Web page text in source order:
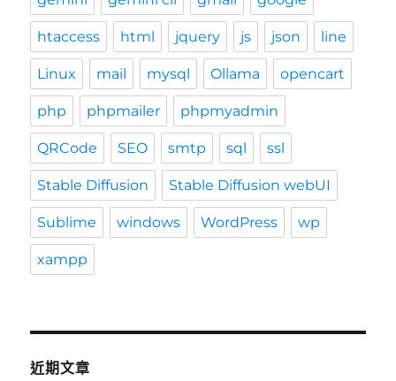
htaccess html jquery js json line
Linux mail mysql Ollama opencart
php phpmailer phpmyadmin
QRCode SEO smtp sql ssl
Stable Diffusion Stable Diffusion webUI
Sublime windows WordPress wp
xampp
近期文章